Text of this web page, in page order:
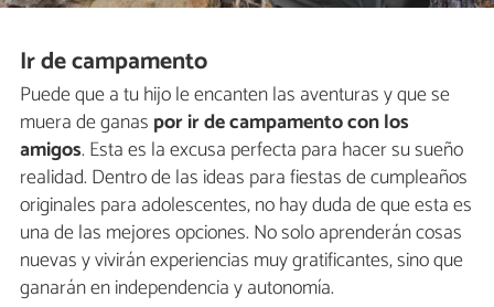
Ir de campamento
Puede que a tu hijo le encanten las aventuras y que se
muera de ganas por ir de campamento con los
amigos. Esta es la excusa perfecta para hacer su sueño
realidad. Dentro de las ideas para fiestas de cumpleaños
originales para adolescentes, no hay duda de que esta es
una de las mejores opciones. No solo aprenderán cosas
nuevas y vivirán experiencias muy gratificantes, sino que
ganarán en independencia y autonomía.